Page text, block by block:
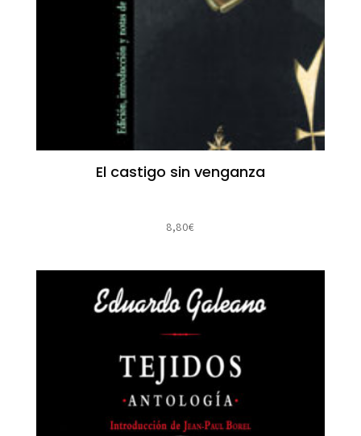
El castigo sin venganza
8,80€